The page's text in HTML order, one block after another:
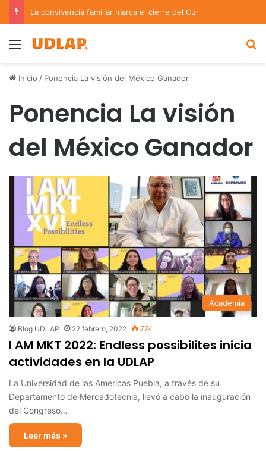
Menu
Inicio / Ponencia La visión del México Ganador
Ponencia La visión
del México Ganador
Academia
Blog UDLAP 22 febrero, 2022 774
I AM MKT 2022: Endless possibilites inicia
actividades en la UDLAP
La Universidad de las Américas Puebla, a través de su
Departamento de Mercadotecnia, llevó a cabo la inauguración
del Congreso…
Leer más »